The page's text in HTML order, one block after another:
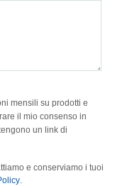
mensili su prodotti e
il mio consenso in
un link di
e conserviamo i tuoi
.